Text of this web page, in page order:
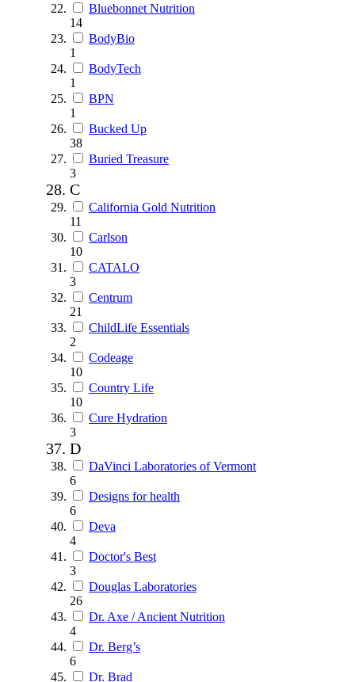
Bluebonnet Nutrition
14
BodyBio
1
BodyTech
1
BPN
1
Bucked Up
38
Buried Treasure
3
C
California Gold Nutrition
11
Carlson
10
CATALO
3
Centrum
21
ChildLife Essentials
2
Codeage
10
Country Life
10
Cure Hydration
3
D
DaVinci Laboratories of Vermont
6
Designs for health
6
Deva
4
Doctor's Best
3
Douglas Laboratories
26
Dr. Axe / Ancient Nutrition
4
Dr. Berg’s
6
Dr. Brad